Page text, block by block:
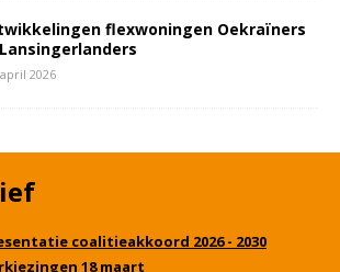
flexwoningen Oekraïners
2026
coalitieakkoord 2026 - 2030
18 maart